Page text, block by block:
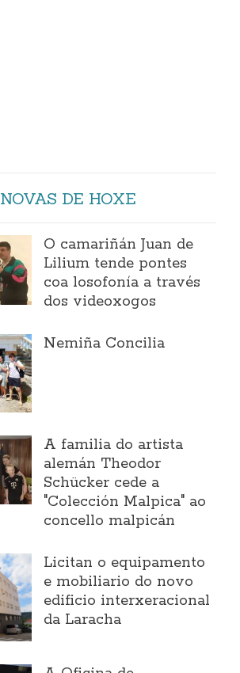
NOVAS DE HOXE
O camariñán Juan de
Lilium tende pontes
coa losofonía a través
dos videoxogos
Nemiña Concilia
A familia do artista
alemán Theodor
Schücker cede a
"Colección Malpica" ao
concello malpicán
Licitan o equipamento
e mobiliario do novo
edificio interxeracional
da Laracha